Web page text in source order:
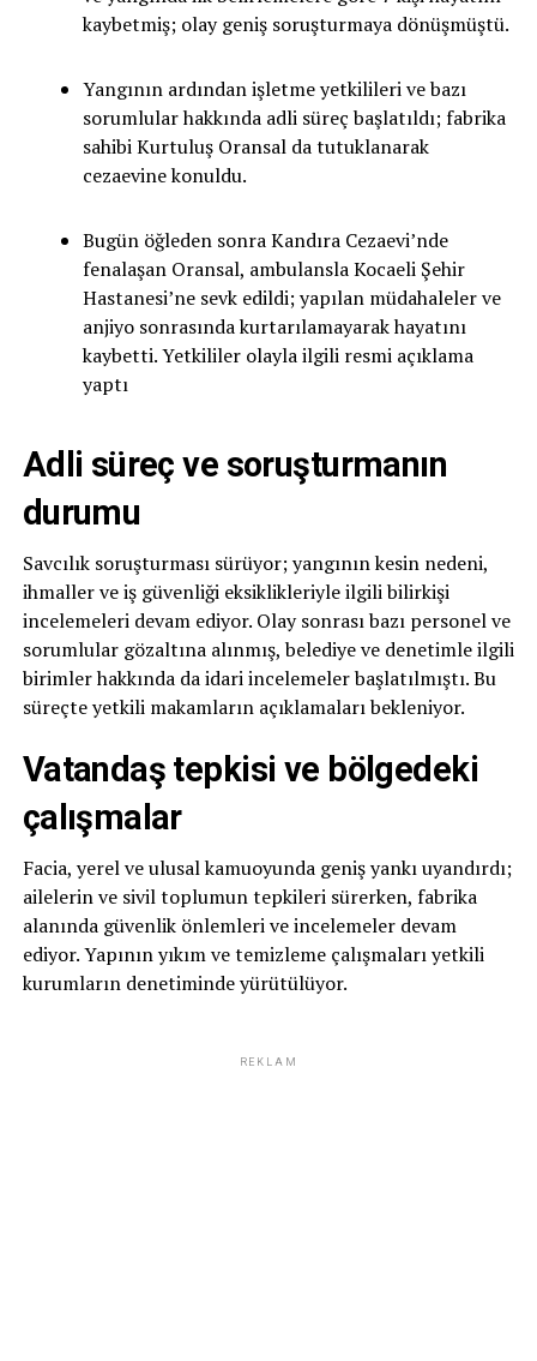
kaybetmiş; olay geniş soruşturmaya dönüşmüştü.
Yangının ardından işletme yetkilileri ve bazı
sorumlular hakkında adli süreç başlatıldı; fabrika
sahibi Kurtuluş Oransal da tutuklanarak
cezaevine konuldu.
Bugün öğleden sonra Kandıra Cezaevi’nde
fenalaşan Oransal, ambulansla Kocaeli Şehir
Hastanesi’ne sevk edildi; yapılan müdahaleler ve
anjiyo sonrasında kurtarılamayarak hayatını
kaybetti. Yetkililer olayla ilgili resmi açıklama
yaptı
Adli süreç ve soruşturmanın
durumu
Savcılık soruşturması sürüyor; yangının kesin nedeni,
ihmaller ve iş güvenliği eksiklikleriyle ilgili bilirkişi
incelemeleri devam ediyor. Olay sonrası bazı personel ve
sorumlular gözaltına alınmış, belediye ve denetimle ilgili
birimler hakkında da idari incelemeler başlatılmıştı. Bu
süreçte yetkili makamların açıklamaları bekleniyor.
Vatandaş tepkisi ve bölgedeki
çalışmalar
Facia, yerel ve ulusal kamuoyunda geniş yankı uyandırdı;
ailelerin ve sivil toplumun tepkileri sürerken, fabrika
alanında güvenlik önlemleri ve incelemeler devam
ediyor. Yapının yıkım ve temizleme çalışmaları yetkili
kurumların denetiminde yürütülüyor.
REKLAM